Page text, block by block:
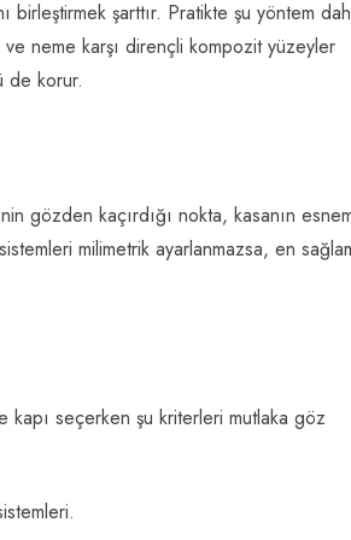
birleştirmek şarttır. Pratikte şu yöntem
neme karşı dirençli kompozit yüzeyler
de korur.
gözden kaçırdığı nokta, kasanın
milimetrik ayarlanmazsa, en
kapı seçerken şu kriterleri mutlaka göz